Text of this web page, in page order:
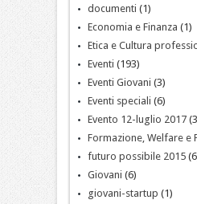
documenti (1)
Economia e Finanza (1)
Etica e Cultura
Eventi (193)
Eventi Giovani (3)
Eventi speciali (6)
Evento 12-luglio 2017
Formazione, Welfare e
futuro possibile 2015
Giovani (6)
giovani-startup (1)